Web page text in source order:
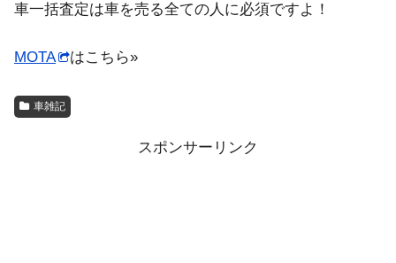
車一括査定は車を売る全ての人に必須ですよ！
MOTA はこちら»
車雑記
スポンサーリンク